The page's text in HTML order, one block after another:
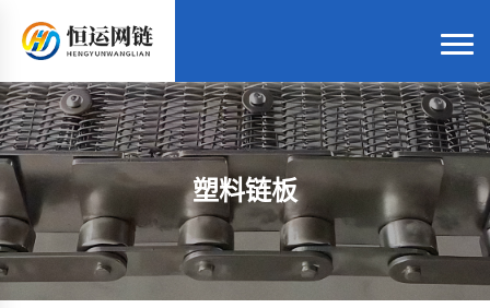
塑料链板